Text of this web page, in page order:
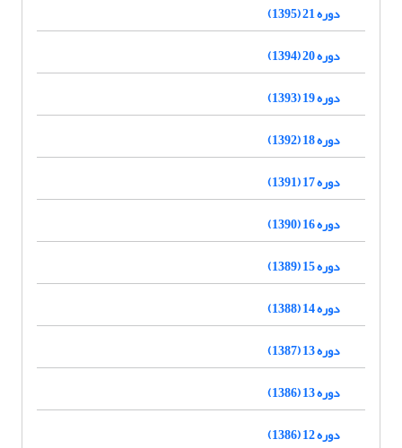
دوره 21 (1395)
دوره 20 (1394)
دوره 19 (1393)
دوره 18 (1392)
دوره 17 (1391)
دوره 16 (1390)
دوره 15 (1389)
دوره 14 (1388)
دوره 13 (1387)
دوره 13 (1386)
دوره 12 (1386)